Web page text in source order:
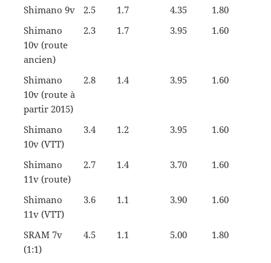
Shimano 9v 2.5 1.7 4.35
1.80
Shimano
10v (route
ancien)
2.3 1.7 3.95 1.60
Shimano
10v (route à
partir 2015)
2.8 1.4 3.95 1.60
Shimano
10v (VTT)
3.4 1.2 3.95 1.60
Shimano
11v (route)
2.7 1.4 3.70 1.60
Shimano
11v (VTT)
3.6 1.1 3.90 1.60
SRAM 7v
(1:1)
4.5 1.1 5.00 1.80